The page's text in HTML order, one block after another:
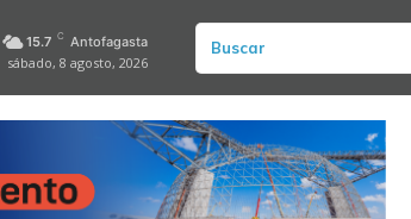
15.7 C Antofagasta
sábado, 8 agosto, 2026
Buscar